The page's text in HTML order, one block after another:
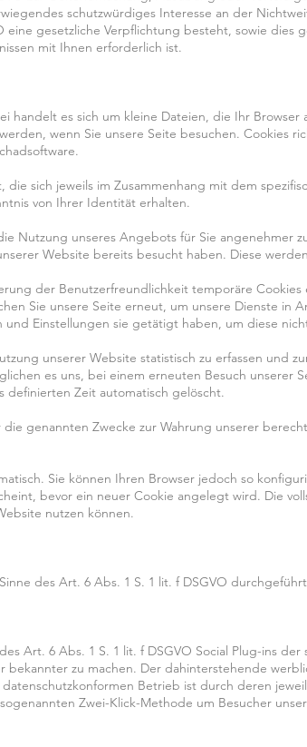
schutzwürdiges Interesse an der
gesetzliche Verpflichtung besteht, sowie dies
mit Ihnen erforderlich ist.
handelt es sich um kleine Dateien, die Ihr
wenn Sie unsere Seite besuchen. Cookies
sich jeweils im Zusammenhang mit dem
von Ihrer Identität erhalten.
Nutzung unseres Angebots für Sie angenehmer
Website bereits besucht haben. Diese
der Benutzerfreundlichkeit temporäre
Sie unsere Seite erneut, um unsere Dienste in
Einstellungen sie getätigt haben, um diese
unserer Website statistisch zu erfassen und
es uns, bei einem erneuten Besuch unserer
definierten Zeit automatisch gelöscht.
genannten Zwecke zur Wahrung unserer
Sie können Ihren Browser jedoch so
bevor ein neuer Cookie angelegt wird. Die
nutzen können.
des Art. 6 Abs. 1 S. 1 lit. f DSGVO
Art. 6 Abs. 1 S. 1 lit. f DSGVO Social Plug-ins
zu machen. Der dahinterstehende
Betrieb ist durch deren
Zwei-Klick-Methode um Besucher